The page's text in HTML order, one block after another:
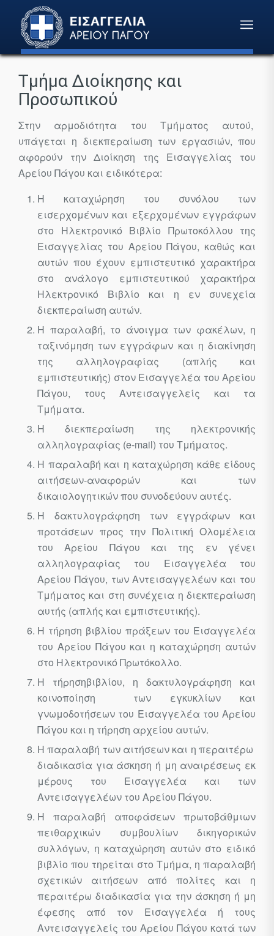
Τμήμα Διοίκησης και
Προσωπικού
Στην αρμοδιότητα του Τμήματος αυτού,
υπάγεται η διεκπεραίωση των εργασιών, που
αφορούν την Διοίκηση της Εισαγγελίας του
Αρείου Πάγου και ειδικότερα:
Η καταχώρηση του συνόλου των
εισερχομένων και εξερχομένων εγγράφων
στο Ηλεκτρονικό Βιβλίο Πρωτοκόλλου της
Εισαγγελίας του Αρείου Πάγου, καθώς και
αυτών που έχουν εμπιστευτικό χαρακτήρα
στο ανάλογο εμπιστευτικού χαρακτήρα
Ηλεκτρονικό Βιβλίο και η εν συνεχεία
διεκπεραίωση αυτών.
Η παραλαβή, το άνοιγμα των φακέλων, η
ταξινόμηση των εγγράφων και η διακίνηση
της αλληλογραφίας (απλής και
εμπιστευτικής) στον Εισαγγελέα του Αρείου
Πάγου, τους Αντεισαγγελείς και τα
Τμήματα.
Η διεκπεραίωση της ηλεκτρονικής
αλληλογραφίας (e-mail) του Τμήματος.
Η παραλαβή και η καταχώρηση κάθε είδους
αιτήσεων-αναφορών και των
δικαιολογητικών που συνοδεύουν αυτές.
Η δακτυλογράφηση των εγγράφων και
προτάσεων προς την Πολιτική Ολομέλεια
του Αρείου Πάγου και της εν γένει
αλληλογραφίας του Εισαγγελέα του
Αρείου Πάγου, των Αντεισαγγελέων και του
Τμήματος και στη συνέχεια η διεκπεραίωση
αυτής (απλής και εμπιστευτικής).
Η τήρηση βιβλίου πράξεων του Εισαγγελέα
του Αρείου Πάγου και η καταχώρηση αυτών
στο Ηλεκτρονικό Πρωτόκολλο.
Η τήρησηβιβλίου, η δακτυλογράφηση και
κοινοποίηση των εγκυκλίων και
γνωμοδοτήσεων του Εισαγγελέα του Αρείου
Πάγου και η τήρηση αρχείου αυτών.
Η παραλαβή των αιτήσεων και η περαιτέρω
διαδικασία για άσκηση ή μη αναιρέσεως εκ
μέρους του Εισαγγελέα και των
Αντεισαγγελέων του Αρείου Πάγου.
Η παραλαβή αποφάσεων πρωτοβάθμιων
πειθαρχικών συμβουλίων δικηγορικών
συλλόγων, η καταχώρηση αυτών στο ειδικό
βιβλίο που τηρείται στο Τμήμα, η παραλαβή
σχετικών αιτήσεων από πολίτες και η
περαιτέρω διαδικασία για την άσκηση ή μη
έφεσης από τον Εισαγγελέα ή τους
Αντεισαγγελείς του Αρείου Πάγου κατά των